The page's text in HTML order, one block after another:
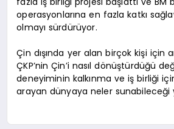
operasyonlarına en fazla katkı
olmayı sürdürüyor.
Çin dışında yer alan birçok kişi için
ÇKP’nin Çin’i nasıl dönüştürdüğü
deneyiminin kalkınma ve iş birliği
arayan dünyaya neler sunabileceği